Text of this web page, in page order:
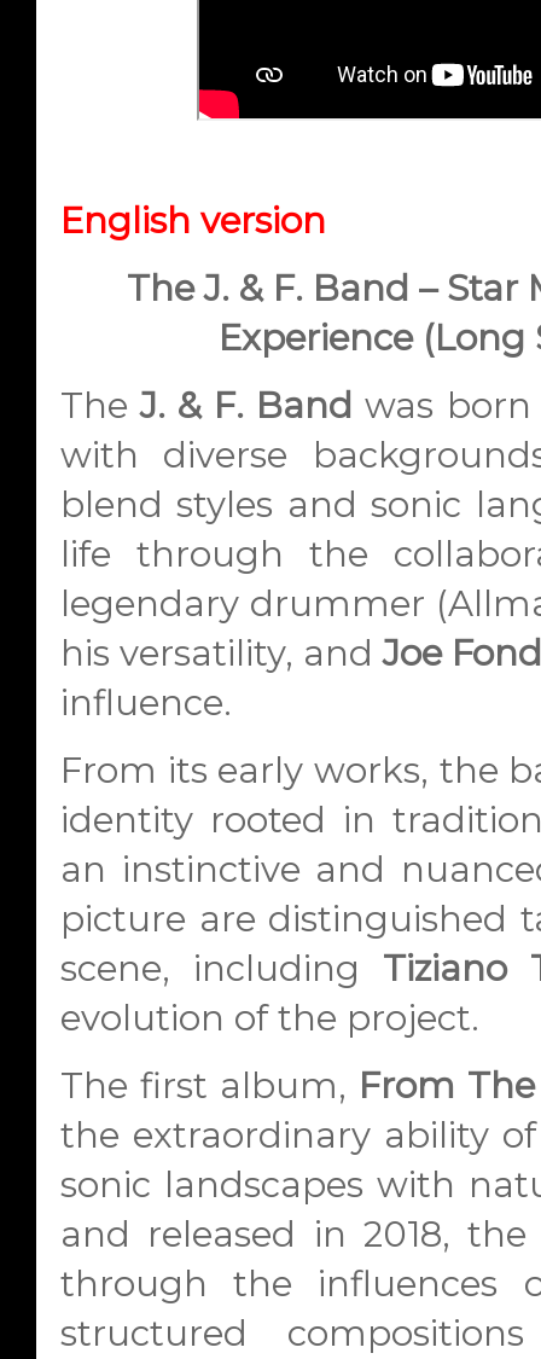
English version
The J. & F. Band –
Experience (Long
TheJ. & F. Band was
with diverse
blend styles and sonic
life through the
legendary drummer
his versatility, andJoe
influence.
From its early works, the
identity rooted in
an instinctive and
picture are distinguished
scene, including Tiziano
evolution of the project.
The first album, From
the extraordinary ability
sonic landscapes with
and released in 2018,
through the influences
structured